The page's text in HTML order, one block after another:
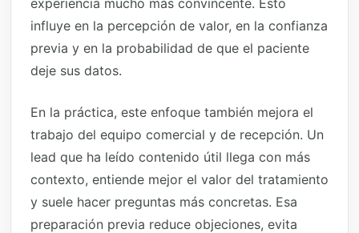
experiencia mucho más convincente. Esto
influye en la percepción de valor, en la confianza
previa y en la probabilidad de que el paciente
deje sus datos.
En la práctica, este enfoque también mejora el
trabajo del equipo comercial y de recepción. Un
lead que ha leído contenido útil llega con más
contexto, entiende mejor el valor del tratamiento
y suele hacer preguntas más concretas. Esa
preparación previa reduce objeciones, evita